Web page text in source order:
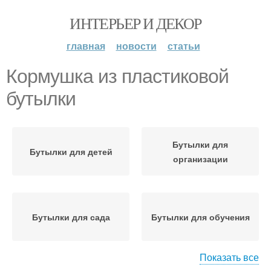
ИНТЕРЬЕР И ДЕКОР
главная новости статьи
Кормушка из пластиковой
бутылки
Бутылки для детей
Бутылки для
организации
Бутылки для сада Бутылки для обучения
Показать все